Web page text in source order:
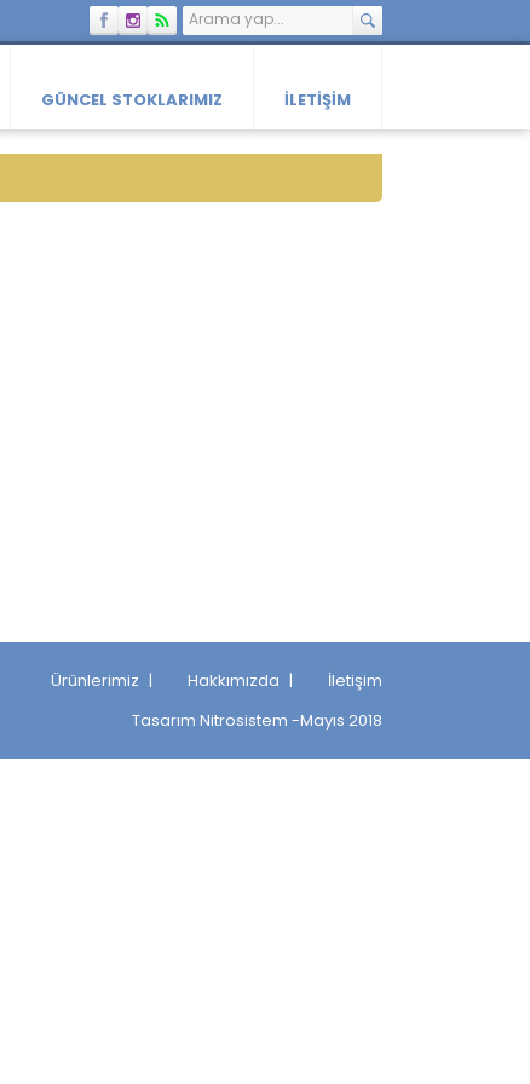
GÜNCEL STOKLARIMIZ İLETIŞIM
Ürünlerimiz Hakkımızda
İletişim
Tasarım Nitrosistem -Mayıs 2018